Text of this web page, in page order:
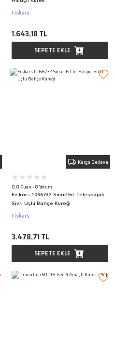
Fiskars
1.643,18 TL
SEPETE EKLE
Kargo Bedava
0.0 Puan - 0 Yorum
Fiskars 1066732 SmartFit Teleskopik
Sivri Uçlu Bahçe Küreği
Fiskars
3.478,71 TL
SEPETE EKLE